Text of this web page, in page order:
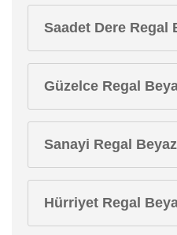
Saadet Dere Regal
Güzelce Regal
Sanayi Regal
Hürriyet Regal